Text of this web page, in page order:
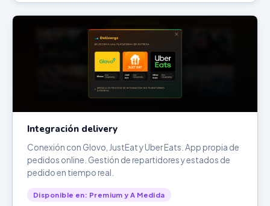
Integración delivery
Conexión con Glovo, JustEat y Uber Eats. App propia de
pedidos online. Gestión de repartidores y estados de
pedido en tiempo real.
Disponible en: Premium y A Medida